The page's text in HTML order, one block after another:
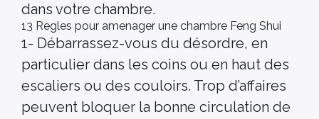
dans votre chambre.
13 Regles pour amenager une chambre Feng Shui
1- Débarrassez-vous du désordre, en
particulier dans les coins ou en haut des
escaliers ou des couloirs. Trop d’affaires
peuvent bloquer la bonne circulation de